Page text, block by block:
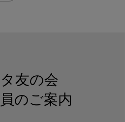
友の会
のご案内